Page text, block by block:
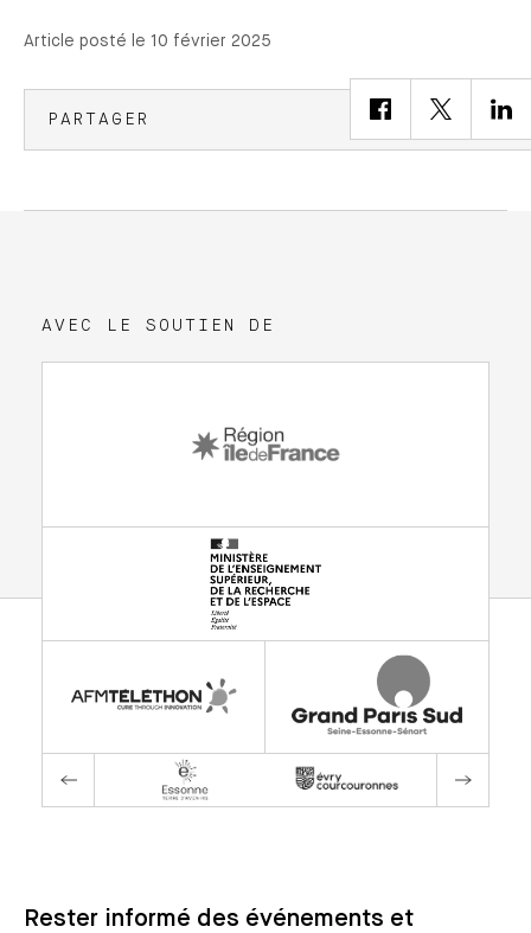
Article posté le 10 février 2025
PARTAGER
AVEC LE SOUTIEN DE
Rester informé des événements et